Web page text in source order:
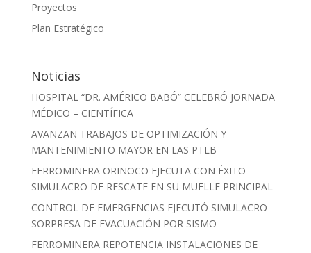
Proyectos
Plan Estratégico
Noticias
HOSPITAL “DR. AMÉRICO BABÓ” CELEBRÓ JORNADA
MÉDICO – CIENTÍFICA
AVANZAN TRABAJOS DE OPTIMIZACIÓN Y
MANTENIMIENTO MAYOR EN LAS PTLB
FERROMINERA ORINOCO EJECUTA CON ÉXITO
SIMULACRO DE RESCATE EN SU MUELLE PRINCIPAL
CONTROL DE EMERGENCIAS EJECUTÓ SIMULACRO
SORPRESA DE EVACUACIÓN POR SISMO
FERROMINERA REPOTENCIA INSTALACIONES DE